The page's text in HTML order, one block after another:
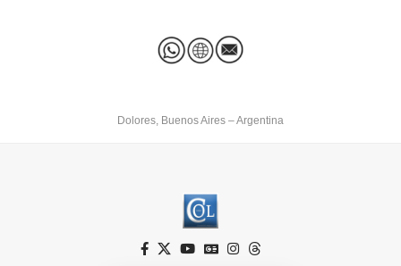
Dolores, Buenos Aires – Argentina